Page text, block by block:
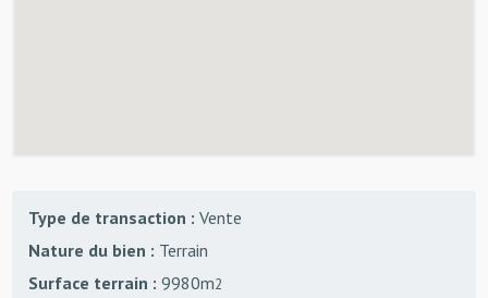
Type de transaction : Vente
Nature du bien : Terrain
Surface terrain : 9980m2